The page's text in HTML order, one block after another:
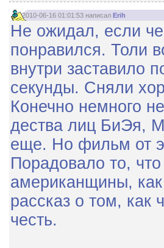
2010-06-16 01:01:53 написал Erih
Не ожидал, если
понравился. Толи
внутри заставило
секунды. Сняли
Конечно немного
дества лиц БиЭя,
еще. Но фильм от
Порадовало то,
американщины,
рассказ о том, как
честь.